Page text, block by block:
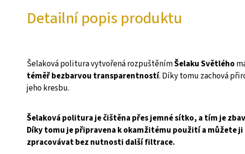
Detailní popis produktu
Šelaková politura vytvořená rozpuštěnímŠelaku Světlého
téměř bezbarvou transparentností. Díky tomu zachová
jeho kresbu.
Šelaková politura je čištěna přes jemné sítko, a tím je
Díky tomu je připravena k okamžitému použití a můžete
zpracovávat bez nutnosti další filtrace.